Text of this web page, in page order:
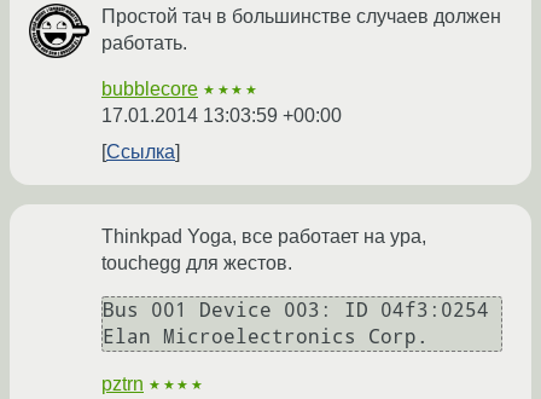
Простой тач в большинстве случаев должен
работать.
bubblecore ★★★★
17.01.2014 13:03:59 +00:00
Ссылка
Thinkpad Yoga, все работает на ура,
touchegg для жестов.
Bus 001 Device 003: ID 04f3:0254
pztrn ★★★★